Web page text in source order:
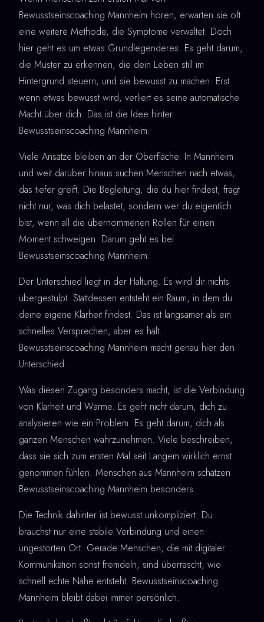
Bewusstseinscoaching Mannheim hören, erwarten sie oft
eine weitere Methode, die Symptome verwaltet. Doch
hier geht es um etwas Grundlegenderes. Es geht darum,
die Muster zu erkennen, die dein Leben still im
Hintergrund steuern, und sie bewusst zu machen. Erst
wenn etwas bewusst wird, verliert es seine automatische
Macht über dich. Das ist die Idee hinter
Bewusstseinscoaching Mannheim.
Viele Ansätze bleiben an der Oberfläche. In Mannheim
und weit darüber hinaus suchen Menschen nach etwas,
das tiefer greift. Die Begleitung, die du hier findest, fragt
nicht nur, was dich belastet, sondern wer du eigentlich
bist, wenn all die übernommenen Rollen für einen
Moment schweigen. Darum geht es bei
Bewusstseinscoaching Mannheim.
Der Unterschied liegt in der Haltung. Es wird dir nichts
übergestülpt. Stattdessen entsteht ein Raum, in dem du
deine eigene Klarheit findest. Das ist langsamer als ein
schnelles Versprechen, aber es hält.
Bewusstseinscoaching Mannheim macht genau hier den
Unterschied.
Was diesen Zugang besonders macht, ist die Verbindung
von Klarheit und Wärme. Es geht nicht darum, dich zu
analysieren wie ein Problem. Es geht darum, dich als
ganzen Menschen wahrzunehmen. Viele beschreiben,
dass sie sich zum ersten Mal seit Langem wirklich ernst
genommen fühlen. Menschen aus Mannheim schätzen
Bewusstseinscoaching Mannheim besonders.
Die Technik dahinter ist bewusst unkompliziert. Du
brauchst nur eine stabile Verbindung und einen
ungestörten Ort. Gerade Menschen, die mit digitaler
Kommunikation sonst fremdeln, sind überrascht, wie
schnell echte Nähe entsteht. Bewusstseinscoaching
Mannheim bleibt dabei immer persönlich.